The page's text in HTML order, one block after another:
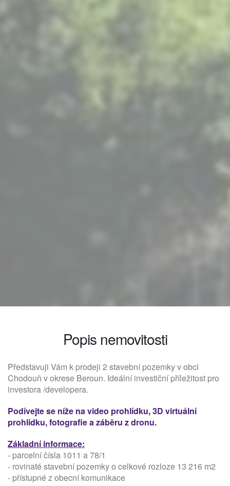
Popis nemovitosti
Představuji Vám k prodeji 2 stavební pozemkyv obci
Chodouň v okrese Beroun. Ideální investiční příležitost pro
investora /developera.
Podívejte se níže na video prohlídku, 3D virtuální
prohlídku, fotografie a záběru z dronu.
Základní informace:
- parcelní čísla 1011 a 78/1
- rovinatéstavební pozemky o celkové rozloze 13 216 m2
- přístupné z obecní komunikace